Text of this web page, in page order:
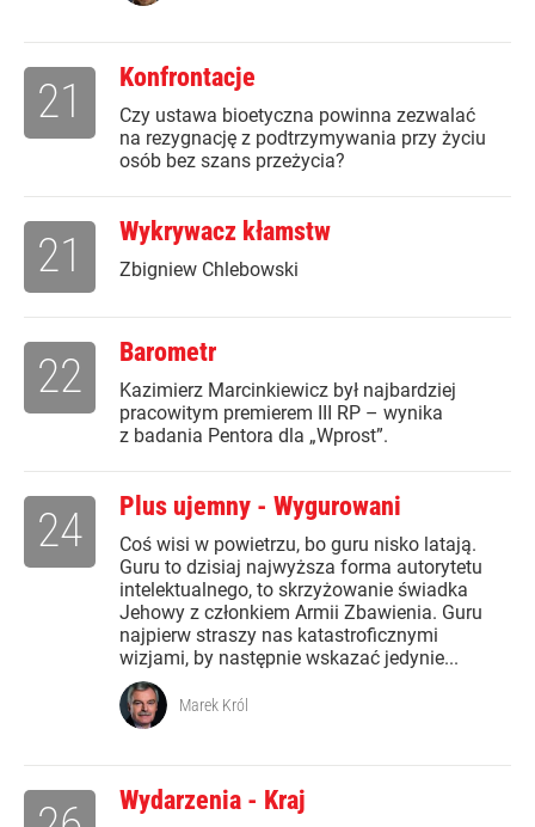
Konfrontacje
Czy ustawa bioetyczna powinna zezwalać
na rezygnację z podtrzymywania przy życiu
osób bez szans przeżycia?
21
Wykrywacz kłamstw
Zbigniew Chlebowski
21
Barometr
Kazimierz Marcinkiewicz był najbardziej
pracowitym premierem III RP – wynika
z badania Pentora dla „Wprost”.
22
Plus ujemny - Wygurowani
Coś wisi w powietrzu, bo guru nisko latają.
Guru to dzisiaj najwyższa forma autorytetu
intelektualnego, to skrzyżowanie świadka
Jehowy z członkiem Armii Zbawienia. Guru
najpierw straszy nas katastroficznymi
wizjami, by następnie wskazać jedynie...
24
Marek Król
Wydarzenia - Kraj